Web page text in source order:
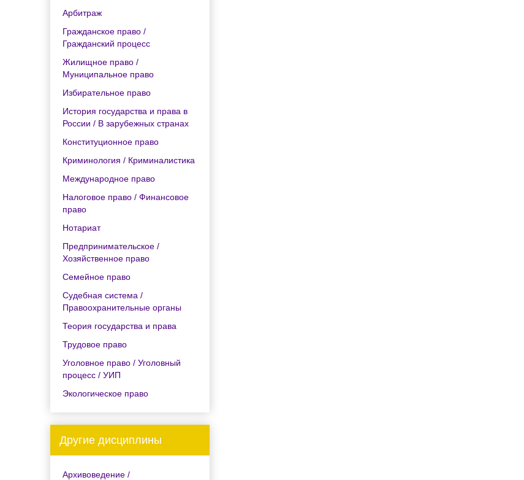
Арбитраж
Гражданское право /
Гражданский процесс
Жилищное право /
Муниципальное право
Избирательное право
История государства и права в
России / В зарубежных странах
Конституционное право
Криминология / Криминалистика
Международное право
Налоговое право / Финансовое
право
Нотариат
Предпринимательское /
Хозяйственное право
Семейное право
Судебная система /
Правоохранительные органы
Теория государства и права
Трудовое право
Уголовное право / Уголовный
процесс / УИП
Экологическое право
Другие дисциплины
Архивоведение /